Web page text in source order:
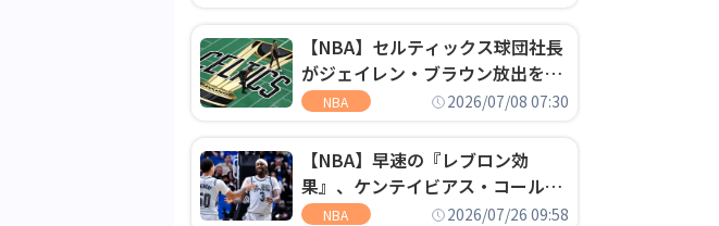
決定
【NBA】セルティックス球団社長
がジェイレン・ブラウン放出を説
明「キャップの70％が2人の選手
NBA 2026/07/08 07:30
【NBA】早速の『レブロン効
果』、ケンテイビアス・コールド
ウェル・ポープがセブンティシク
NBA 2026/07/26 09:58